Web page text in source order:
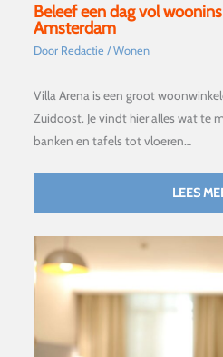
Beleef een dag vol
Amsterdam
Door Redactie /Wonen
Villa Arena is een groot
Zuidoost. Je vindt hier alles wat te
banken en tafels tot vloeren…
LEES